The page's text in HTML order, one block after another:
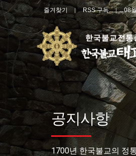
즐겨찾기 RSS 구독 08
공지사항
1700년 한국불교의 정